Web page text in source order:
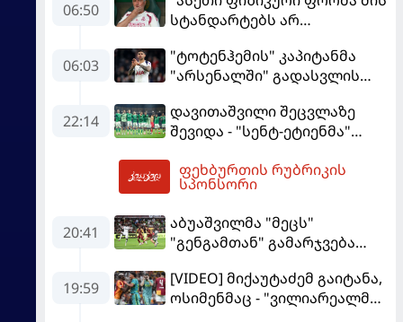
06:50
სტანდარტებს არ
"რეალის" ახალწვეული
გააკრიტიკა
06:03
"ტოტენჰემის" კაპიტანმა
"არსენალში" გადასვლის
22:14
დავითაშვილი შეცვლაზე
შევიდა - "სენტ-ეტიენმა"
ფეხბურთის რუბრიკის
სპონსორი
20:41
აბუაშვილმა "მეცს"
"გენგამთან" გამარჯვება
19:59
[VIDEO] მიქაუტაძემ გაიტანა,
ოსიმენმაც - "ვილიარეალმა"